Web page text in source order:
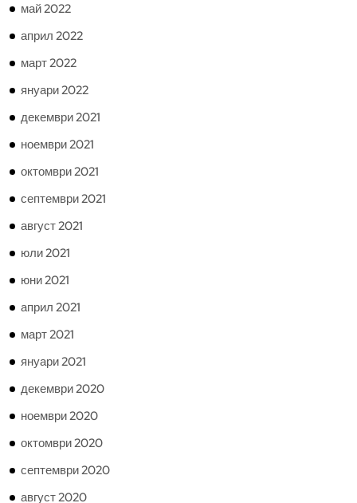
май 2022
април 2022
март 2022
януари 2022
декември 2021
ноември 2021
октомври 2021
септември 2021
август 2021
юли 2021
юни 2021
април 2021
март 2021
януари 2021
декември 2020
ноември 2020
октомври 2020
септември 2020
август 2020